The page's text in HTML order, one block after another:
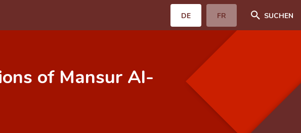
DE FR SUCHEN
of Mansur Al-